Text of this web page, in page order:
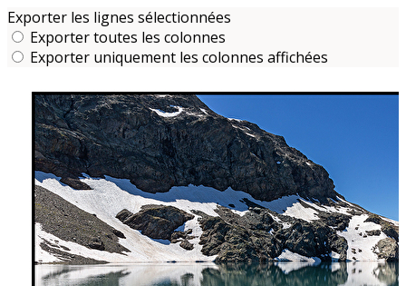
Exporter les lignes sélectionnées
Exporter toutes les colonnes
Exporter uniquement les colonnes affichées